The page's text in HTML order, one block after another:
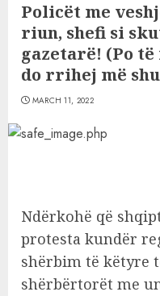
Policët me
riun, shefi si
gazetarë! (Po
do rrihej më
MARCH 11, 2022
Ndërkohë që
protesta kundër
shërbim të këtyre
shërbërtorët me